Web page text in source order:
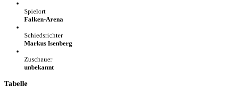
Spielort
Falken-Arena
Schiedsrichter
Markus Isenberg
Zuschauer
unbekannt
Tabelle